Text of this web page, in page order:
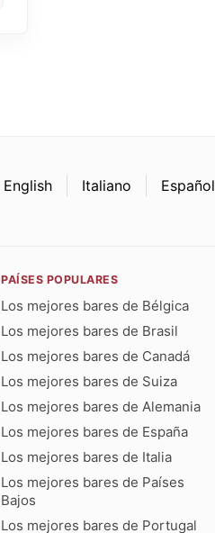
English Italiano Español
PAÍSES POPULARES
Los mejores bares de Bélgica
Los mejores bares de Brasil
Los mejores bares de Canadá
Los mejores bares de Suiza
Los mejores bares de Alemania
Los mejores bares de España
Los mejores bares de Italia
Los mejores bares de Países
Bajos
Los mejores bares de Portugal